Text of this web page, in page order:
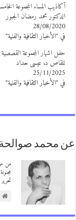
المساء المجموعة الخامسة
محمد رمضان الجبور
28/08/
"الأخبار الثقافية والفنية"
اشهار المجموعة القصصية ”
د. عيسى حداد
25/11/
"الأخبار الثقافية والفنية"
محمد صوالحة
من
تحرير